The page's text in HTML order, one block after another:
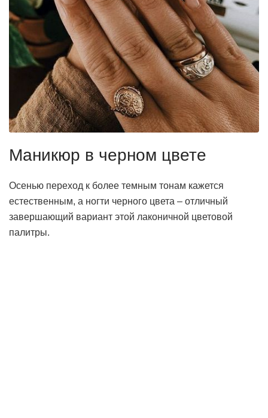
Маникюр в черном цвете
Осенью переход к более темным тонам кажется
естественным, а ногти черного цвета – отличный
завершающий вариант этой лаконичной цветовой
палитры.